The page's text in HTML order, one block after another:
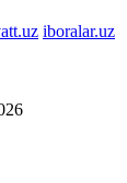
iboralar.uz